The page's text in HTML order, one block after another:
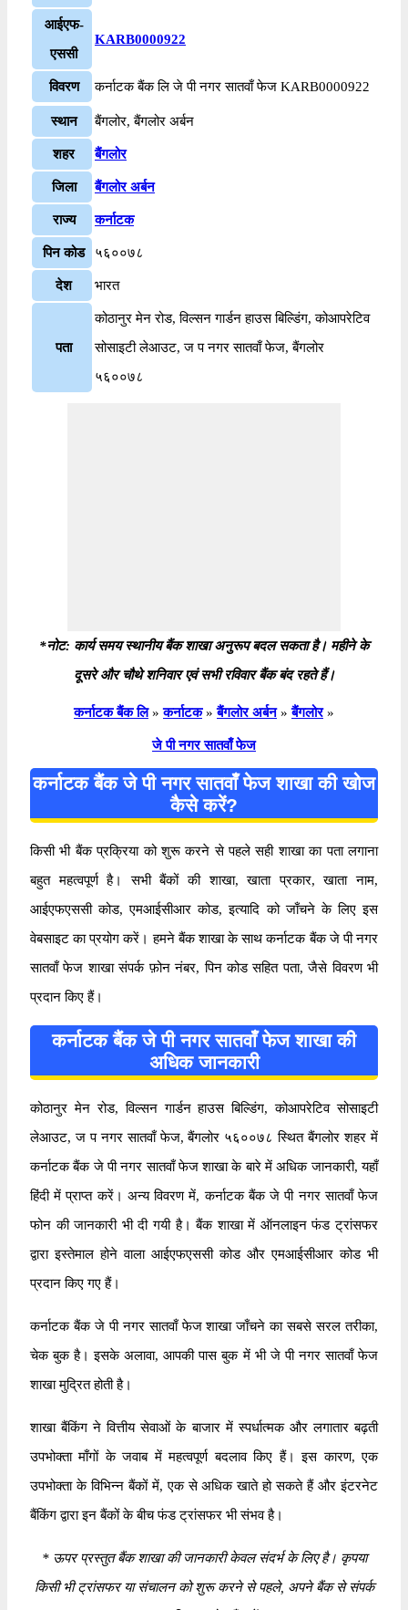
आईएफ-
एससी
KARB0000922
विवरण कर्नाटक बैंक लि जे पी नगर सातवाँ फेज KARB0000922
स्थान बैंगलोर, बैंगलोर अर्बन
शहर बैंगलोर
जिला बैंगलोर अर्बन
राज्य कर्नाटक
पिन कोड ५६००७८
देश भारत
पता
कोठानुर मेन रोड, विल्सन गार्डन हाउस बिल्डिंग, कोआपरेटिव
सोसाइटी लेआउट, ज प नगर सातवाँ फेज, बैंगलोर
५६००७८
*नोट: कार्य समय स्थानीय बैंक शाखा अनुरूप बदल सकता है। महीने के
दूसरे और चौथे शनिवार एवं सभी रविवार बैंक बंद रहते हैं।
कर्नाटक बैंक लि » कर्नाटक » बैंगलोर अर्बन » बैंगलोर »
जे पी नगर सातवाँ फेज
कर्नाटक बैंक जे पी नगर सातवाँ फेज शाखा की खोज
कैसे करें?
किसी भी बैंक प्रक्रिया को शुरू करने से पहले सही शाखा का पता लगाना
बहुत महत्वपूर्ण है। सभी बैंकों की शाखा, खाता प्रकार, खाता नाम,
आईएफएससी कोड, एमआईसीआर कोड, इत्यादि को जाँचने के लिए इस
वेबसाइट का प्रयोग करें। हमने बैंक शाखा के साथ कर्नाटक बैंक जे पी नगर
सातवाँ फेज शाखा संपर्क फ़ोन नंबर, पिन कोड सहित पता, जैसे विवरण भी
प्रदान किए हैं।
कर्नाटक बैंक जे पी नगर सातवाँ फेज शाखा की
अधिक जानकारी
कोठानुर मेन रोड, विल्सन गार्डन हाउस बिल्डिंग, कोआपरेटिव सोसाइटी
लेआउट, ज प नगर सातवाँ फेज, बैंगलोर ५६००७८ स्थित बैंगलोर शहर में
कर्नाटक बैंक जे पी नगर सातवाँ फेज शाखा के बारे में अधिक जानकारी, यहाँ
हिंदी में प्राप्त करें। अन्य विवरण में, कर्नाटक बैंक जे पी नगर सातवाँ फेज
फोन की जानकारी भी दी गयी है। बैंक शाखा में ऑनलाइन फंड ट्रांसफर
द्वारा इस्तेमाल होने वाला आईएफएससी कोड और एमआईसीआर कोड भी
प्रदान किए गए हैं।
कर्नाटक बैंक जे पी नगर सातवाँ फेज शाखा जाँचने का सबसे सरल तरीका,
चेक बुक है। इसके अलावा, आपकी पास बुक में भी जे पी नगर सातवाँ फेज
शाखा मुद्रित होती है।
शाखा बैंकिंग ने वित्तीय सेवाओं के बाजार में स्पर्धात्मक और लगातार बढ़ती
उपभोक्ता माँगों के जवाब में महत्वपूर्ण बदलाव किए हैं। इस कारण, एक
उपभोक्ता के विभिन्न बैंकों में, एक से अधिक खाते हो सकते हैं और इंटरनेट
बैंकिंग द्वारा इन बैंकों के बीच फंड ट्रांसफर भी संभव है।
*ऊपर प्रस्तुत बैंक शाखा की जानकारी केवल संदर्भ के लिए है। कृपया
किसी भी ट्रांसफर या संचालन को शुरू करने से पहले, अपने बैंक से संपर्क